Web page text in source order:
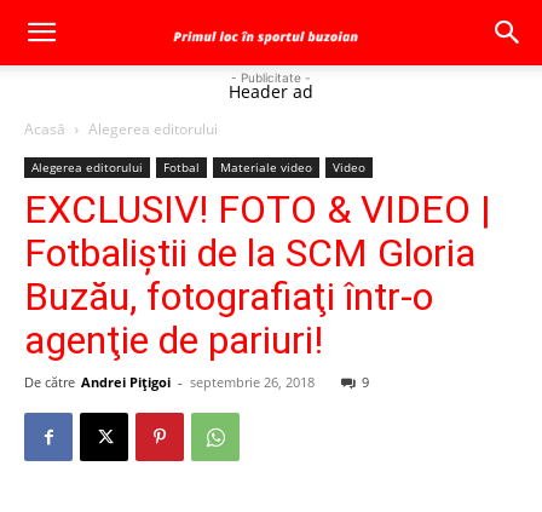
- Publicitate -
Header ad
Acasă Alegerea editorului
Alegerea editorului Fotbal Materiale video Video
EXCLUSIV! FOTO & VIDEO |
Fotbaliştii de la SCM Gloria
Buzău, fotografiaţi într-o
agenţie de pariuri!
De către Andrei Pițigoi - septembrie 26, 2018 9